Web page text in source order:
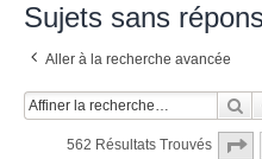
Sujets sans
Aller à la recherche avancée
562 Résultats Trouvés